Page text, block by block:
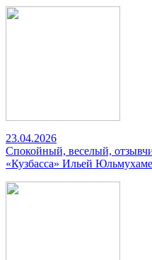
23.04.2026
Спокойный, веселый,
«Кузбасса» Ильей